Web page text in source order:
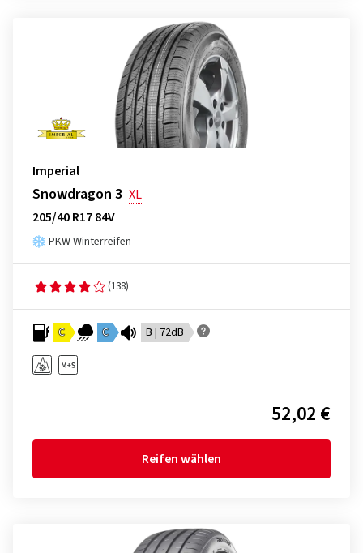
Imperial
Snowdragon 3 XL
205/40 R17 84V
PKW Winterreifen
(138)
C C B | 72dB
52,02 €
Reifen wählen